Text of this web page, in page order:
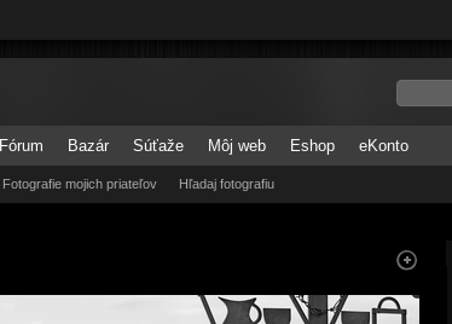
Fotografie mojich priateľov Hľadaj fotografiu
Fórum Bazár Súťaže Môj web Eshop eKonto